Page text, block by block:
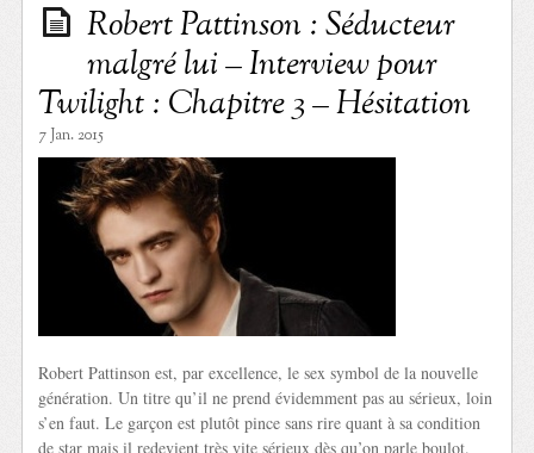
Robert Pattinson : Séducteur
malgré lui – Interview pour
Twilight : Chapitre 3 – Hésitation
7 Jan. 2015
Robert Pattinson est, par excellence, le sex symbol de la nouvelle
génération. Un titre qu’il ne prend évidemment pas au sérieux, loin
s’en faut. Le garçon est plutôt pince sans rire quant à sa condition
de star mais il redevient très vite sérieux dès qu’on parle boulot.